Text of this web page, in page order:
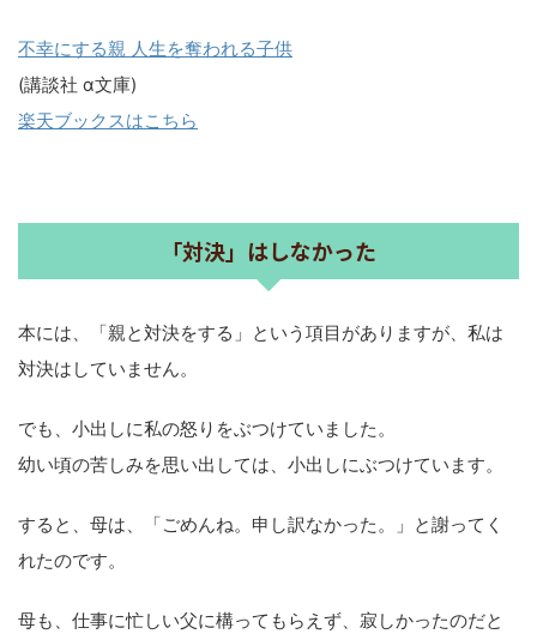
不幸にする親 人生を奪われる子供
(講談社 α文庫)
楽天ブックスはこちら
「対決」はしなかった
本には、「親と対決をする」という項目がありますが、私は
対決はしていません。
でも、小出しに私の怒りをぶつけていました。
幼い頃の苦しみを思い出しては、小出しにぶつけています。
すると、母は、「ごめんね。申し訳なかった。」と謝ってく
れたのです。
母も、仕事に忙しい父に構ってもらえず、寂しかったのだと